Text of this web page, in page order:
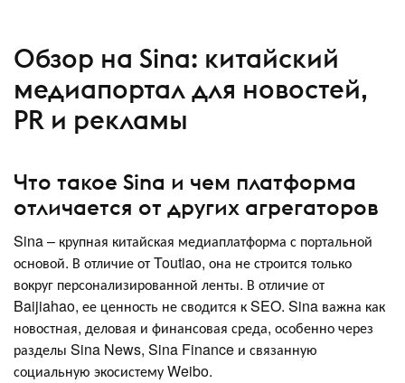
Обзор на Sina: китайский
медиапортал для новостей,
PR и рекламы
Что такое Sina и чем платформа
отличается от других агрегаторов
Sina – крупная китайская медиаплатформа с портальной
основой. В отличие от Toutiao, она не строится только
вокруг персонализированной ленты. В отличие от
Baijiahao, ее ценность не сводится к SEO. Sina важна как
новостная, деловая и финансовая среда, особенно через
разделы Sina News, Sina Finance и связанную
социальную экосистему Weibo.